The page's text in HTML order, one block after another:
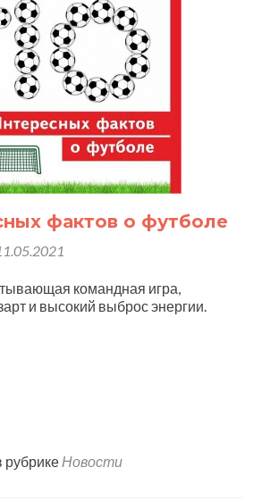
фактов о футболе
командная игра,
и высокий выброс энергии.
рубрикеНовости